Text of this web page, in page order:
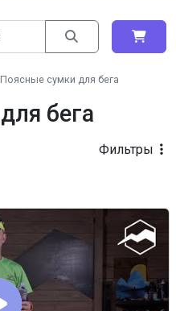
Поясные сумки для бега
бега
Фильтры